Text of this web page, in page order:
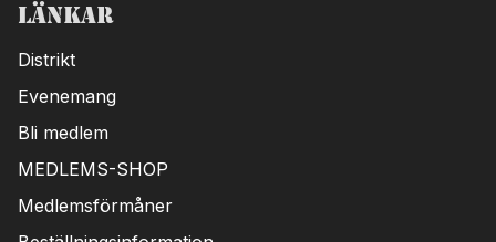
Länkar
Distrikt
Evenemang
Bli medlem
MEDLEMS-SHOP
Medlemsförmåner